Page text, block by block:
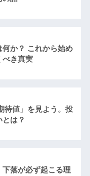
何か？ これから始め
べき真実
待値」を見よう。投
は？
落が必ず起こる理